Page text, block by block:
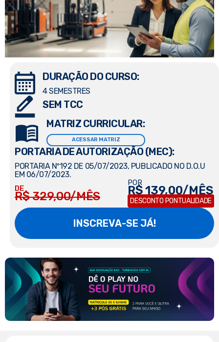
DURAÇÃO DO CURSO:
4 SEMESTRES
SEM TCC
MATRIZ CURRICULAR:
ACESSAR MATRIZ
PORTARIA DE AUTORIZAÇÃO (MEC):
PORTARIA Nº192 DE 05/07/2023, PUBLICADO NO D.O.U
EM 06/07/2023.
DE
R$ 329,00/MÊS
POR
R$ 139,00/MÊS
DESCONTO PONTUALIDADE
INSCREVA-SE JÁ!